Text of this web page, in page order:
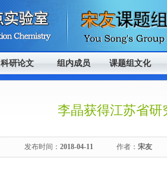
科研论文 组内成员 课题组文化
李晶获得江苏省研
发布时间： 2018-04-11 作者： 宋友